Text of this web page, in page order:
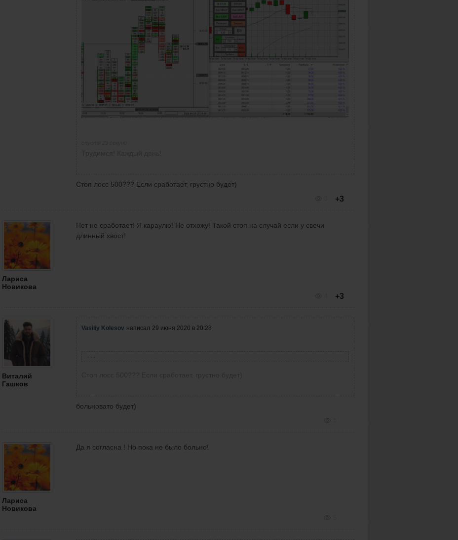
Стоп лосс 500??? Если сработает, грустно будет)
+3
Лариса
Новикова
Нет не сработает! Я караулю! Не отхожу! Такой стоп на случай если у свечи
длинный хвост!
+3
Виталий
Гашков
Vasiliy Kolesov написал 29 июня 2020 в 20:28
больновато будет)
Лариса
Новикова
Да я согласна ! Но пока не было больно!